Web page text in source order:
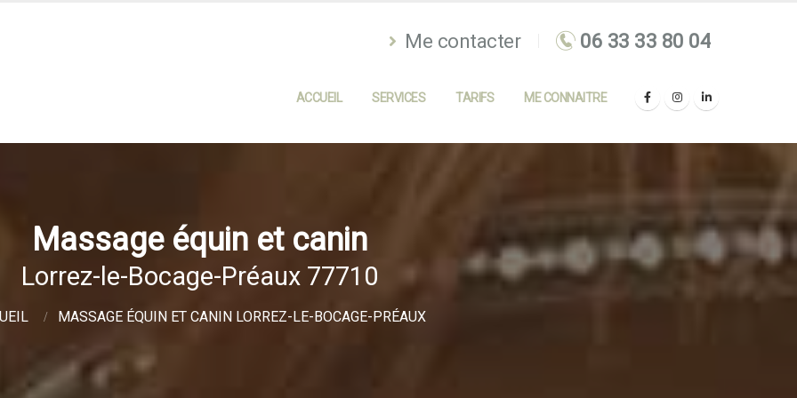
Me contacter
ACCUEIL SERVICES TARIFS ME CONNAITRE
Massage équin et canin
Lorrez-le-Bocage-Préaux 77710
MASSAGE ÉQUIN ET CANIN LORREZ-LE-BOCAGE-PRÉAUX